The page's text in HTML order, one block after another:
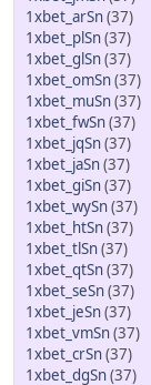
1xbet_arSn(37)
1xbet_plSn(37)
1xbet_glSn(37)
1xbet_omSn(37)
1xbet_muSn(37)
1xbet_fwSn(37)
1xbet_jqSn(37)
1xbet_jaSn(37)
1xbet_giSn(37)
1xbet_wySn(37)
1xbet_htSn(37)
1xbet_tlSn(37)
1xbet_qtSn(37)
1xbet_seSn(37)
1xbet_jeSn(37)
1xbet_vmSn(37)
1xbet_crSn(37)
1xbet_dgSn(37)